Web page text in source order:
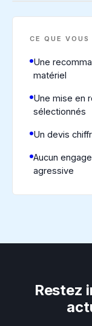
CE QUE VOUS
Une
matériel
Une mise en
sélectionnés
Un devis
Aucun
agressive
Restez